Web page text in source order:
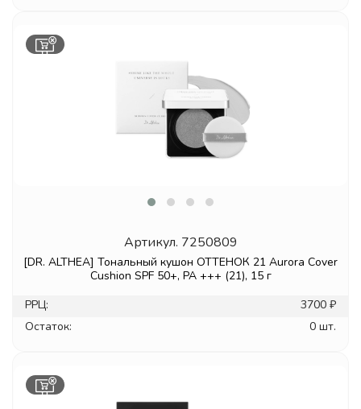
Артикул. 7250809
[DR. ALTHEA] Тональный кушон ОТТЕНОК 21 Aurora Cover
Cushion SPF 50+, PA +++ (21), 15 г
РРЦ:
3700 ₽
Остаток:
0 шт.